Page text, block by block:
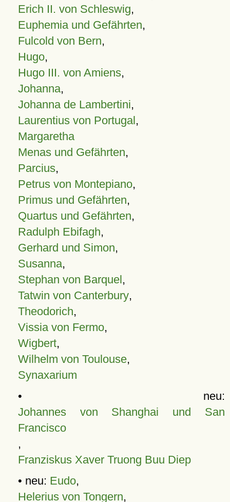
Erich II. von Schleswig,
Euphemia und Gefährten,
Fulcold von Bern,
Hugo,
Hugo III. von Amiens,
Johanna,
Johanna de Lambertini,
Laurentius von Portugal,
Margaretha
Menas und Gefährten,
Parcius,
Petrus von Montepiano,
Primus und Gefährten,
Quartus und Gefährten,
Radulph Ebifagh,
Gerhard und Simon,
Susanna,
Stephan von Barquel,
Tatwin von Canterbury,
Theodorich,
Vissia von Fermo,
Wigbert,
Wilhelm von Toulouse,
Synaxarium
• neu:
Johannes von Shanghai und San
Francisco
,
Franziskus Xaver Truong Buu Diep
• neu: Eudo,
Helerius von Tongern,